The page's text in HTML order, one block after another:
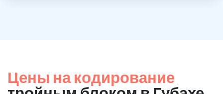
Цены на кодирование